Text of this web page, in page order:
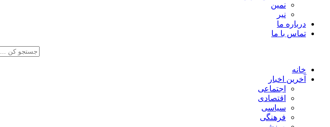
نمین
نیر
درباره ما
تماس با ما
خانه
آخرین اخبار
اجتماعی
اقتصادی
سیاسی
فرهنگی